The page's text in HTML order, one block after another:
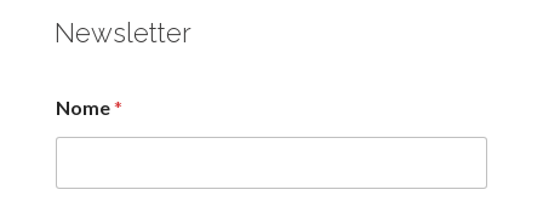
Newsletter
Nome*